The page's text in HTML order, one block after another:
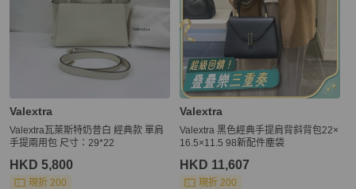
Valextra
Valextra瓦萊斯特奶昔白 經典款 單肩
手提兩用包 尺寸：29*22
HKD 5,800
現折 200
Valextra
Valextra 黑色經典手提肩背斜背包22×
16.5×11.5 98新配件塵袋
HKD 11,607
現折 200